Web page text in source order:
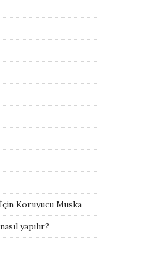
Koruyucu Muska
yapılır?